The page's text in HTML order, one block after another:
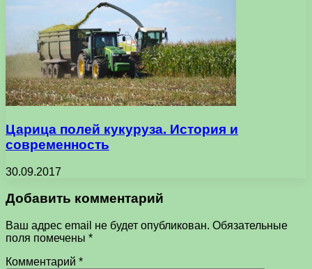
Царица полей кукуруза. История и
современность
30.09.2017
Добавить комментарий
Ваш адрес email не будет опубликован. Обязательные
поля помечены *
Комментарий *